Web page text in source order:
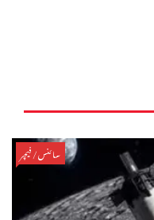
سائنس/فیچر